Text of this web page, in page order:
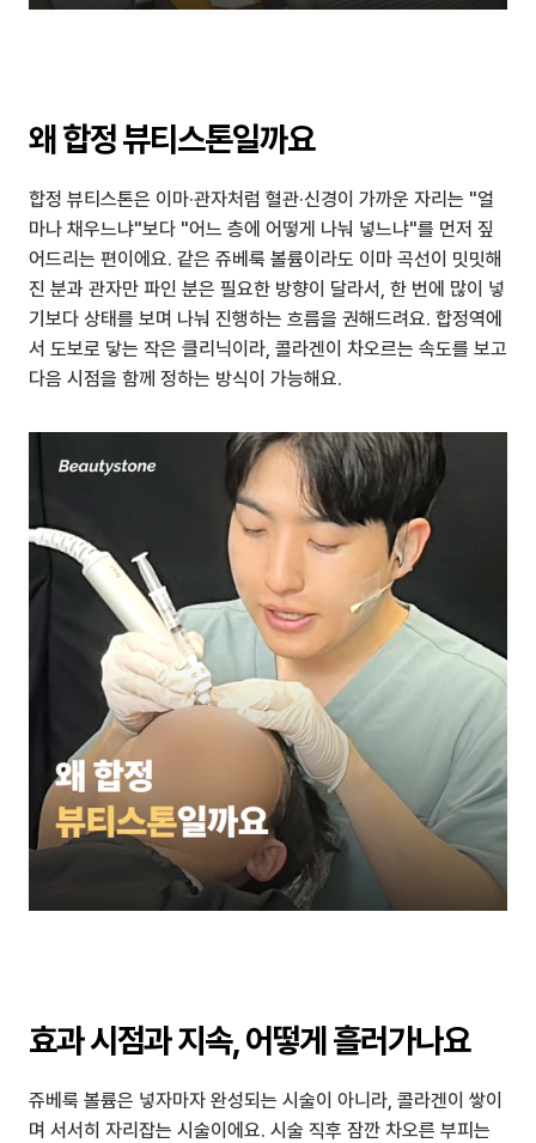
왜 합정 뷰티스톤일까요
합정 뷰티스톤은 이마·관자처럼 혈관·신경이 가까운 자리는 "얼
마나 채우느냐"보다 "어느 층에 어떻게 나눠 넣느냐"를 먼저 짚
어드리는 편이에요. 같은 쥬베룩 볼륨이라도 이마 곡선이 밋밋해
진 분과 관자만 파인 분은 필요한 방향이 달라서, 한 번에 많이 넣
기보다 상태를 보며 나눠 진행하는 흐름을 권해드려요. 합정역에
서 도보로 닿는 작은 클리닉이라, 콜라겐이 차오르는 속도를 보고
다음 시점을 함께 정하는 방식이 가능해요.
효과 시점과 지속, 어떻게 흘러가나요
쥬베룩 볼륨은 넣자마자 완성되는 시술이 아니라, 콜라겐이 쌓이
며 서서히 자리잡는 시술이에요. 시술 직후 잠깐 차오른 부피는